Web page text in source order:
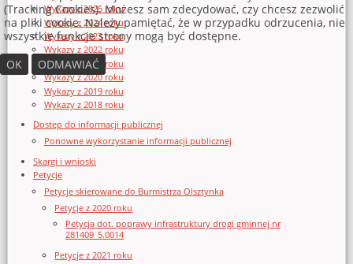
Wykazy z 2025 roku
Wykazy z 2024 roku
Wykazy z 2023 roku
Wykazy z 2022 roku
Wykazy z 2021 roku
Wykazy z 2020 roku
Wykazy z 2019 roku
Wykazy z 2018 roku
Dostęp do informacji publicznej
Ponowne wykorzystanie informacji publicznej
Skargi i wnioski
Petycje
Petycje skierowane do Burmistrza Olsztynka
Petycje z 2020 roku
Petycja dot. poprawy infrastruktury drogi gminnej nr
281409_5.0014
Petycje z 2021 roku
(Tracking Cookies). Możesz sam zdecydować, czy chcesz zezwolić
na pliki cookie. Należy pamiętać, że w przypadku odrzucenia, nie
wszystkie funkcje strony mogą być dostępne.
OK
ODMAWIAĆ